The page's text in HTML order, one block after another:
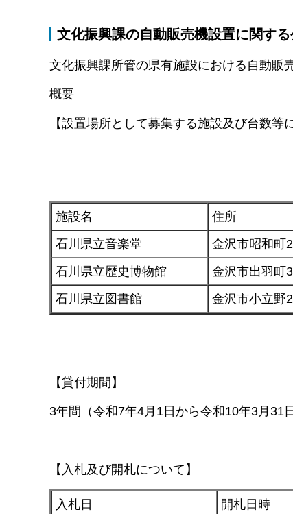
文化振興課の自動販売機設置に関す
文化振興課所管の県有施設における自動販
概要
【設置場所として募集する施設及び台数等
施設名 住所
石川県立音楽堂
金沢市昭和町
石川県立歴史博物館
金沢市出羽町
石川県立図書館
金沢市小立野
【貸付期間】
3年間（令和7年4月1日から令和10年3月31
【入札及び開札について】
入札日 開札日時